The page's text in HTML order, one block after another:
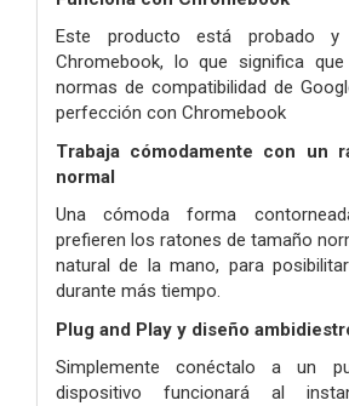
Este producto está probado y
Chromebook, lo que significa
normas de compatibilidad de
perfección con Chromebook
Trabaja cómodamente con un
normal
Una cómoda forma
prefieren los ratones de tamaño
natural de la mano, para
durante más tiempo.
Plug and Play y diseño
Simplemente conéctalo a un
dispositivo funcionará al